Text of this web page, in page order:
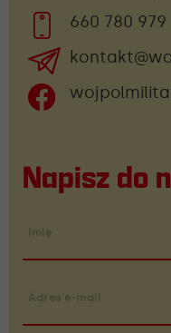
660 780 979
Napisz do